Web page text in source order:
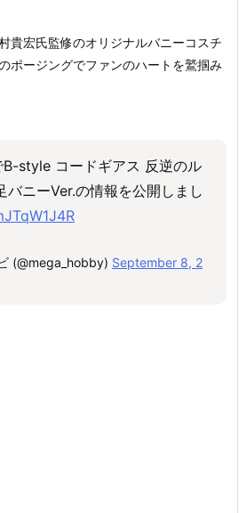
貴宏氏監修のオリジナルバニーコスチ
ポージングでファンのハートを鷲掴み
B-style コードギアス 反逆のル
ニーVer.の情報を公開しまし
(@mega_hobby) September 8, 2